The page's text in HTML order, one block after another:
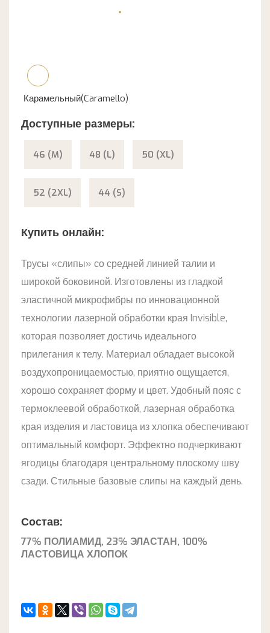
Карамельный(Caramello)
Доступные размеры:
46 (M) 48 (L) 50 (XL)
52 (2XL) 44 (S)
Купить онлайн:
Трусы «слипы» со средней линией талии и
широкой боковиной. Изготовлены из гладкой
эластичной микрофибры по инновационной
технологии лазерной обработки края Invisible,
которая позволяет достичь идеального
прилегания к телу. Материал обладает высокой
воздухопроницаемостью, приятно ощущается,
хорошо сохраняет форму и цвет. Удобный пояс с
термоклеевой обработкой, лазерная обработка
края изделия и ластовица из хлопка обеспечивают
оптимальный комфорт. Эффектно подчеркивают
ягодицы благодаря центральному плоскому шву
сзади. Стильные базовые слипы на каждый день.
Состав:
77% ПОЛИАМИД, 23% ЭЛАСТАН, 100%
ЛАСТОВИЦА ХЛОПОК